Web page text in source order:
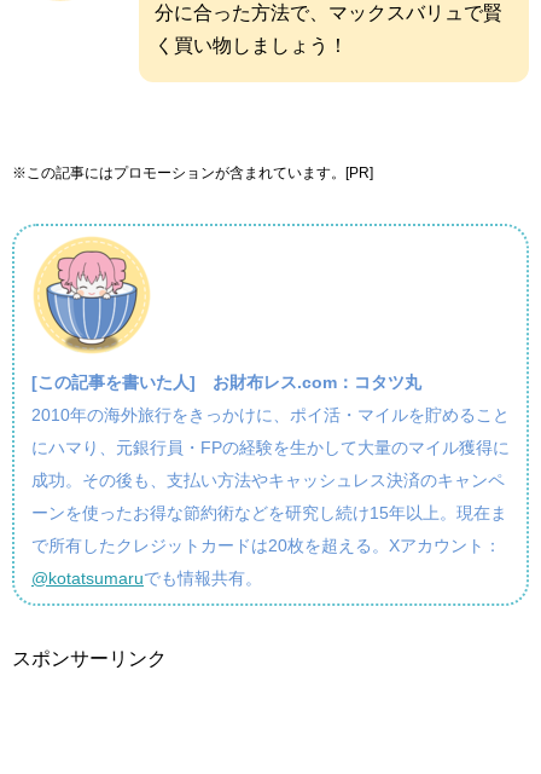
分に合った方法で、マックスバリュで賢
く買い物しましょう！
※この記事にはプロモーションが含まれています。[PR]
[この記事を書いた人] お財布レス.com：コタツ丸
2010年の海外旅行をきっかけに、ポイ活・マイルを貯めること
にハマり、元銀行員・FPの経験を生かして大量のマイル獲得に
成功。その後も、支払い方法やキャッシュレス決済のキャンペ
ーンを使ったお得な節約術などを研究し続け15年以上。現在ま
で所有したクレジットカードは20枚を超える。Xアカウント：
@kotatsumaruでも情報共有。
スポンサーリンク